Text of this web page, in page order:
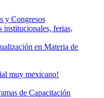
y Congresos
institucionales, ferias,
en Materia de
muy mexicano!
de Capacitación